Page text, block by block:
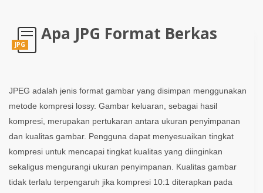
JPG
Apa JPG Format Berkas
JPEG adalah jenis format gambar yang disimpan menggunakan
metode kompresi lossy. Gambar keluaran, sebagai hasil
kompresi, merupakan pertukaran antara ukuran penyimpanan
dan kualitas gambar. Pengguna dapat menyesuaikan tingkat
kompresi untuk mencapai tingkat kualitas yang diinginkan
sekaligus mengurangi ukuran penyimpanan. Kualitas gambar
tidak terlalu terpengaruh jika kompresi 10:1 diterapkan pada